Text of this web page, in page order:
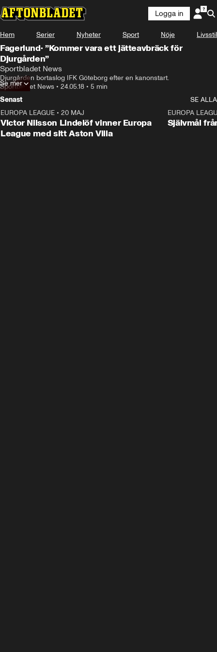
Logga in
Hem Serier Nyheter Sport Nöje Livsstil
Fagerlund· ”Kommer vara ett jätteavbräck för
Djurgården”
Sportbladet News
Djurgården bortaslog IFK Göteborg efter en kanonstart.
Sportbladet News • 24.05.18 • 5 min
Se mer
Senast
SE ALLA
EUROPA LEAGUE • 20 MAJ
Victor Nilsson Lindelöf vinner Europa
League med sitt Aston Villa
EUROPA
Självmål